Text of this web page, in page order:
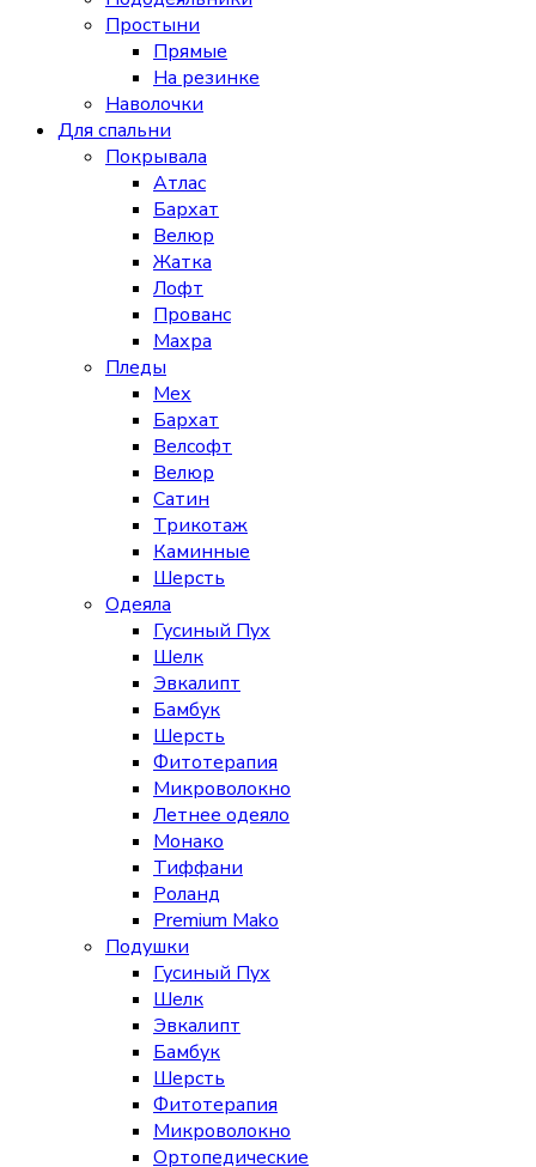
Простыни
Прямые
На резинке
Наволочки
Для спальни
Покрывала
Атлас
Бархат
Велюр
Жатка
Лофт
Прованс
Махра
Пледы
Мех
Бархат
Велсофт
Велюр
Сатин
Трикотаж
Каминные
Шерсть
Одеяла
Гусиный Пух
Шелк
Эвкалипт
Бамбук
Шерсть
Фитотерапия
Микроволокно
Летнее одеяло
Монако
Тиффани
Роланд
Premium Mako
Подушки
Гусиный Пух
Шелк
Эвкалипт
Бамбук
Шерсть
Фитотерапия
Микроволокно
Ортопедические